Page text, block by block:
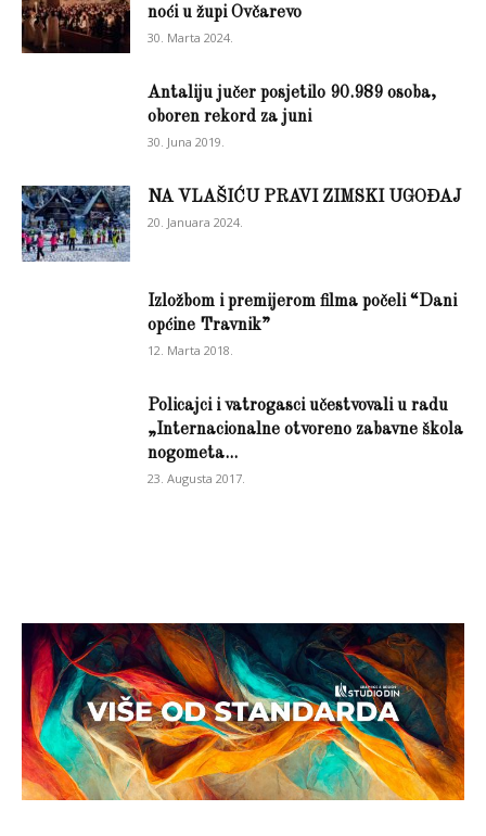
noći u župi Ovčarevo
30. Marta 2024.
Antaliju jučer posjetilo 90.989 osoba,
oboren rekord za juni
30. Juna 2019.
NA VLAŠIĆU PRAVI ZIMSKI UGOĐAJ
20. Januara 2024.
Izložbom i premijerom filma počeli “Dani
općine Travnik”
12. Marta 2018.
Policajci i vatrogasci učestvovali u radu
„Internacionalne otvoreno zabavne škola
nogometa...
23. Augusta 2017.